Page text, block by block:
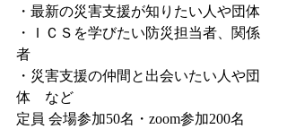
・最新の災害支援が知りたい人や団体
・ＩＣＳを学びたい防災担当者、関係
者
・災害支援の仲間と出会いたい人や団
体　など
定員 会場参加50名・zoom参加200名